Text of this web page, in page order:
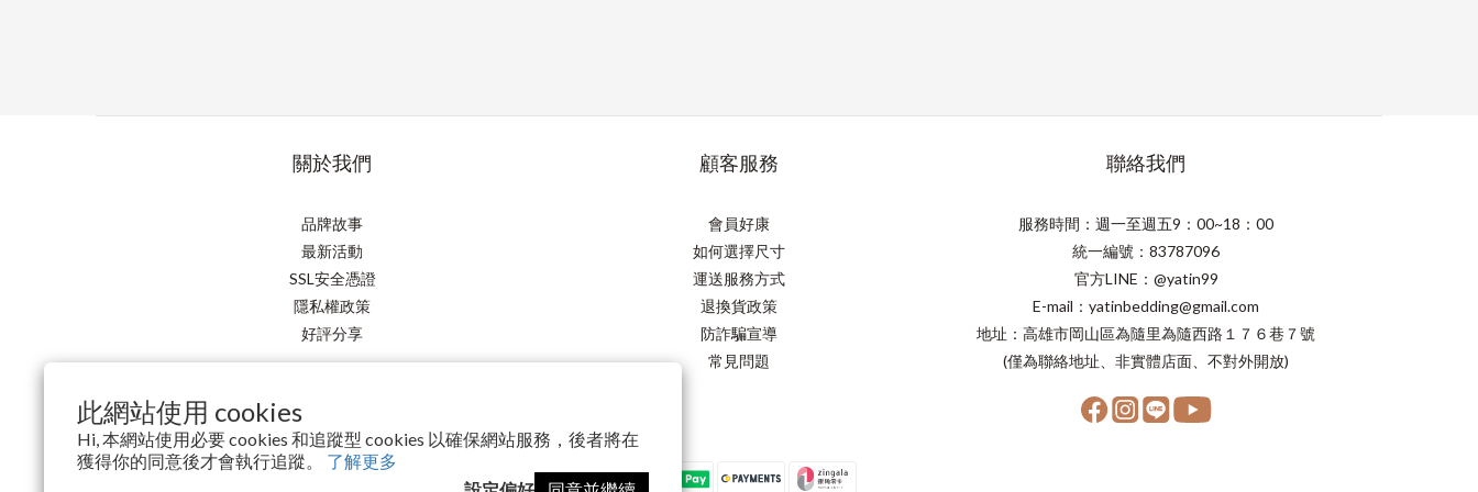
此網站使用 cookies
Hi, 本網站使用必要 cookies 和追蹤型 cookies 以確保網站服務，後者將在
獲得你的同意後才會執行追蹤。 了解更多
關於我們
品牌故事
最新活動
SSL安全憑證
隱私權政策
好評分享
顧客服務
會員好康
如何選擇尺寸
運送服務方式
退換貨政策
防詐騙宣導
常見問題
聯絡我們
服務時間：週一至週五9：00~18：00
統一編號：83787096
官方LINE：@yatin99
E-mail：yatinbedding@gmail.com
地址：高雄市岡山區為隨里為隨西路１７６巷７號
(僅為聯絡地址、非實體店面、不對外開放)